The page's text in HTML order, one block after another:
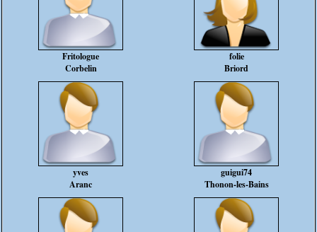
Fritologue
Corbelin
folie
Briord
yves
Aranc
guigui74
Thonon-les-Bains